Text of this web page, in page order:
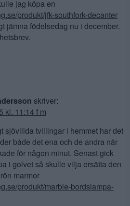
jag köpa en
produkt/jfk-southfork-decanter
jämna födelsedag nu i december.
skriver:
kl. 11:14 f m
sjövillda tvillingar i hemmet har det
både det ena och de andra när
för någon minut. Senast gick
i golvet så skulle vilja ersätta den
marmor
produkt/marble-bordslampa-